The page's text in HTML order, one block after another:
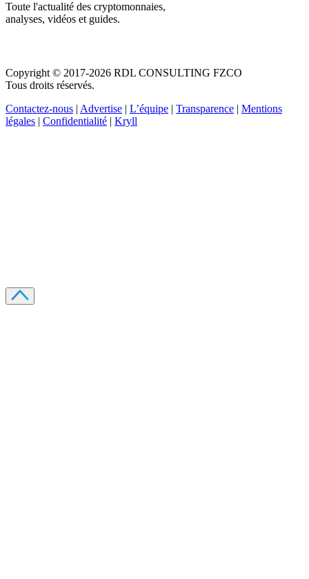
Toute l'actualité des cryptomonnaies,
analyses, vidéos et guides.
Copyright © 2017-2026 RDL CONSULTING FZCO
Tous droits réservés.
Contactez-nous | Advertise | L’équipe | Transparence | Mentions
légales | Confidentialité | Kryll